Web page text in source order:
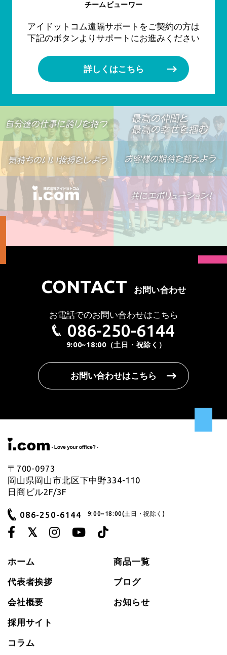
チームビューワー
アイドットコム遠隔サポートをご契約の方は
下記のボタンよりサポートにお進みください
詳しくはこちら
CONTACT お問い合わせ
お電話でのお問い合わせはこちら
086-250-6144
9:00~18:00（土日・祝除く）
お問い合わせはこちら
〒700-0973
岡山県岡山市北区下中野334-110
日商ビル2F/3F
086-250-6144 9:00~18:00(土日・祝除く)
ホーム
代表者挨拶
会社概要
商品一覧
ブログ
お知らせ
採用サイト
コラム